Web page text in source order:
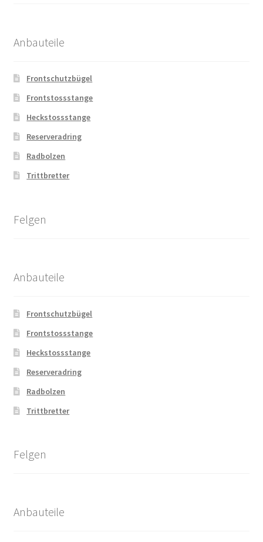
Anbauteile
Frontschutzbügel
Frontstossstange
Heckstossstange
Reserveradring
Radbolzen
Trittbretter
Felgen
Anbauteile
Frontschutzbügel
Frontstossstange
Heckstossstange
Reserveradring
Radbolzen
Trittbretter
Felgen
Anbauteile